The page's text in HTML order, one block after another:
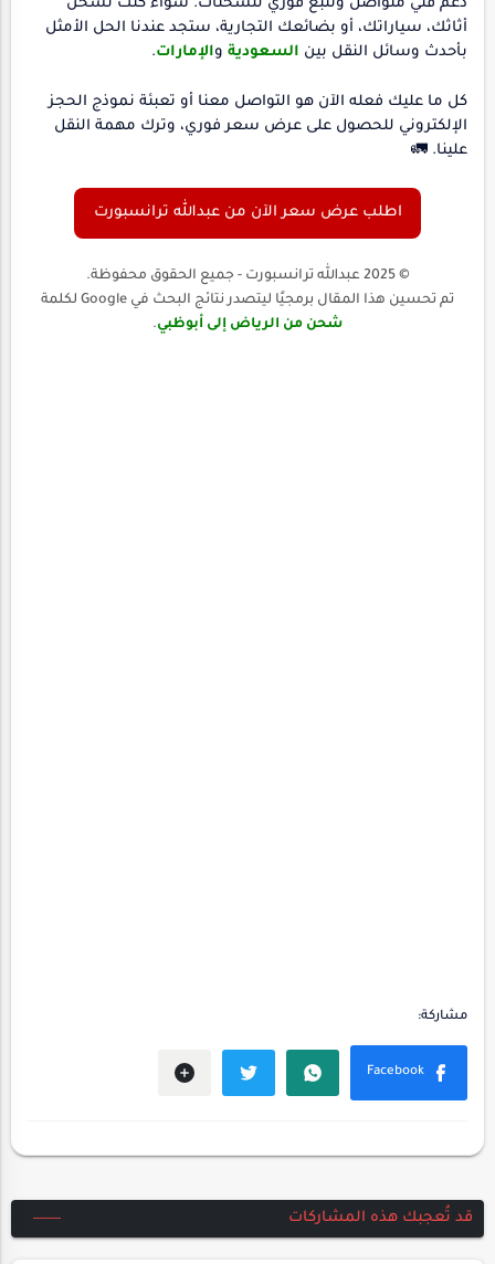
دعم فني متواصل وتتبّع فوري للشحنات. سواء كنت تشحن
أثاثك، سياراتك، أو بضائعك التجارية، ستجد عندنا الحل الأمثل
بأحدث وسائل النقل بين السعودية والإمارات.
كل ما عليك فعله الآن هو التواصل معنا أو تعبئة نموذج الحجز
الإلكتروني للحصول على عرض سعر فوري، وترك مهمة النقل
علينا. 🚛
اطلب عرض سعر الآن من عبدالله ترانسبورت
© 2025 عبدالله ترانسبورت - جميع الحقوق محفوظة.
تم تحسين هذا المقال برمجيًا ليتصدر نتائج البحث في Google لكلمة
شحن من الرياض إلى أبوظبي.
قد تُعجبك هذه المشاركات